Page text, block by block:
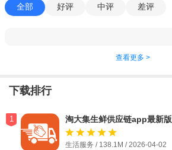
全部 好评 中评 差评
查看更多 >
下载排行
1 淘大集生鲜供应链app最新版
生活服务 / 138.1M / 2026-04-02